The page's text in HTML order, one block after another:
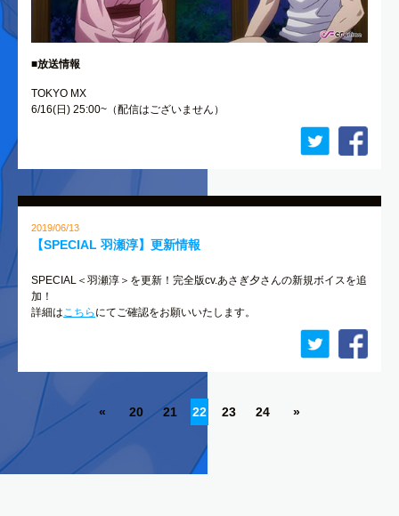
■放送情報
TOKYO MX
6/16(日) 25:00~（配信はございません）
2019/06/13
【SPECIAL 羽瀬淳】更新情報
SPECIAL＜羽瀬淳＞を更新！完全版cv.あさぎ夕さんの新規ボイスを追
加！
詳細はこちら にてご確認をお願いいたします。
« 20 21 22 23 24 »